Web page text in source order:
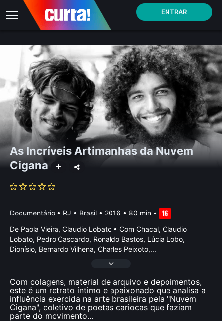
ENTRAR
As Incríveis Artimanhas da Nuvem
Cigana
Documentário • RJ • Brasil • 2016 • 80 min •
De Paola Vieira, Claudio Lobato • Com Chacal, Claudio
Lobato, Pedro Cascardo, Ronaldo Bastos, Lúcia Lobo,
Dionísio, Bernardo Vilhena, Charles Peixoto,...
Com colagens, material de arquivo e depoimentos,
este é um retrato íntimo e apaixonado que analisa a
influência exercida na arte brasileira pela "Nuvem
Cigana", coletivo de poetas cariocas que faziam
parte do movimento...